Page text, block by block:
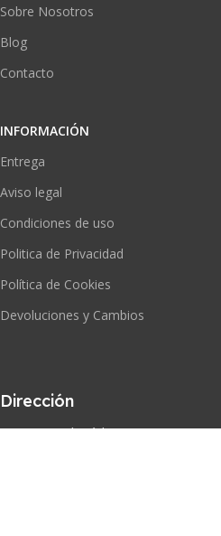
Sobre Nosotros
Blog
Contacto
INFORMACIÓN
Entrega
Aviso legal
Condiciones de uso
Politica de Privacidad
Política de Cookies
Devoluciones y Cambios
Dirección
Puerto Real, Cádiz, España